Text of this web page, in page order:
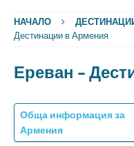
НАЧАЛО
Дестинации в Армения
Ереван –
Обща информация за
Армения